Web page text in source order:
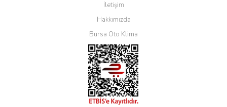
Yorum Yaz
İletişim
Hakkımızda
Bursa Oto Klima